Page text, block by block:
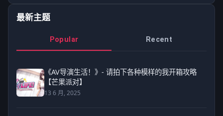
最新主题
Popular Recent
《AV导演生活！》- 请拍下各种模样的我开箱攻略
【芒果派对】
13 6 月, 2025